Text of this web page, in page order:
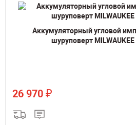
Аккумуляторный угловой
шуруповерт
26 970 ₽